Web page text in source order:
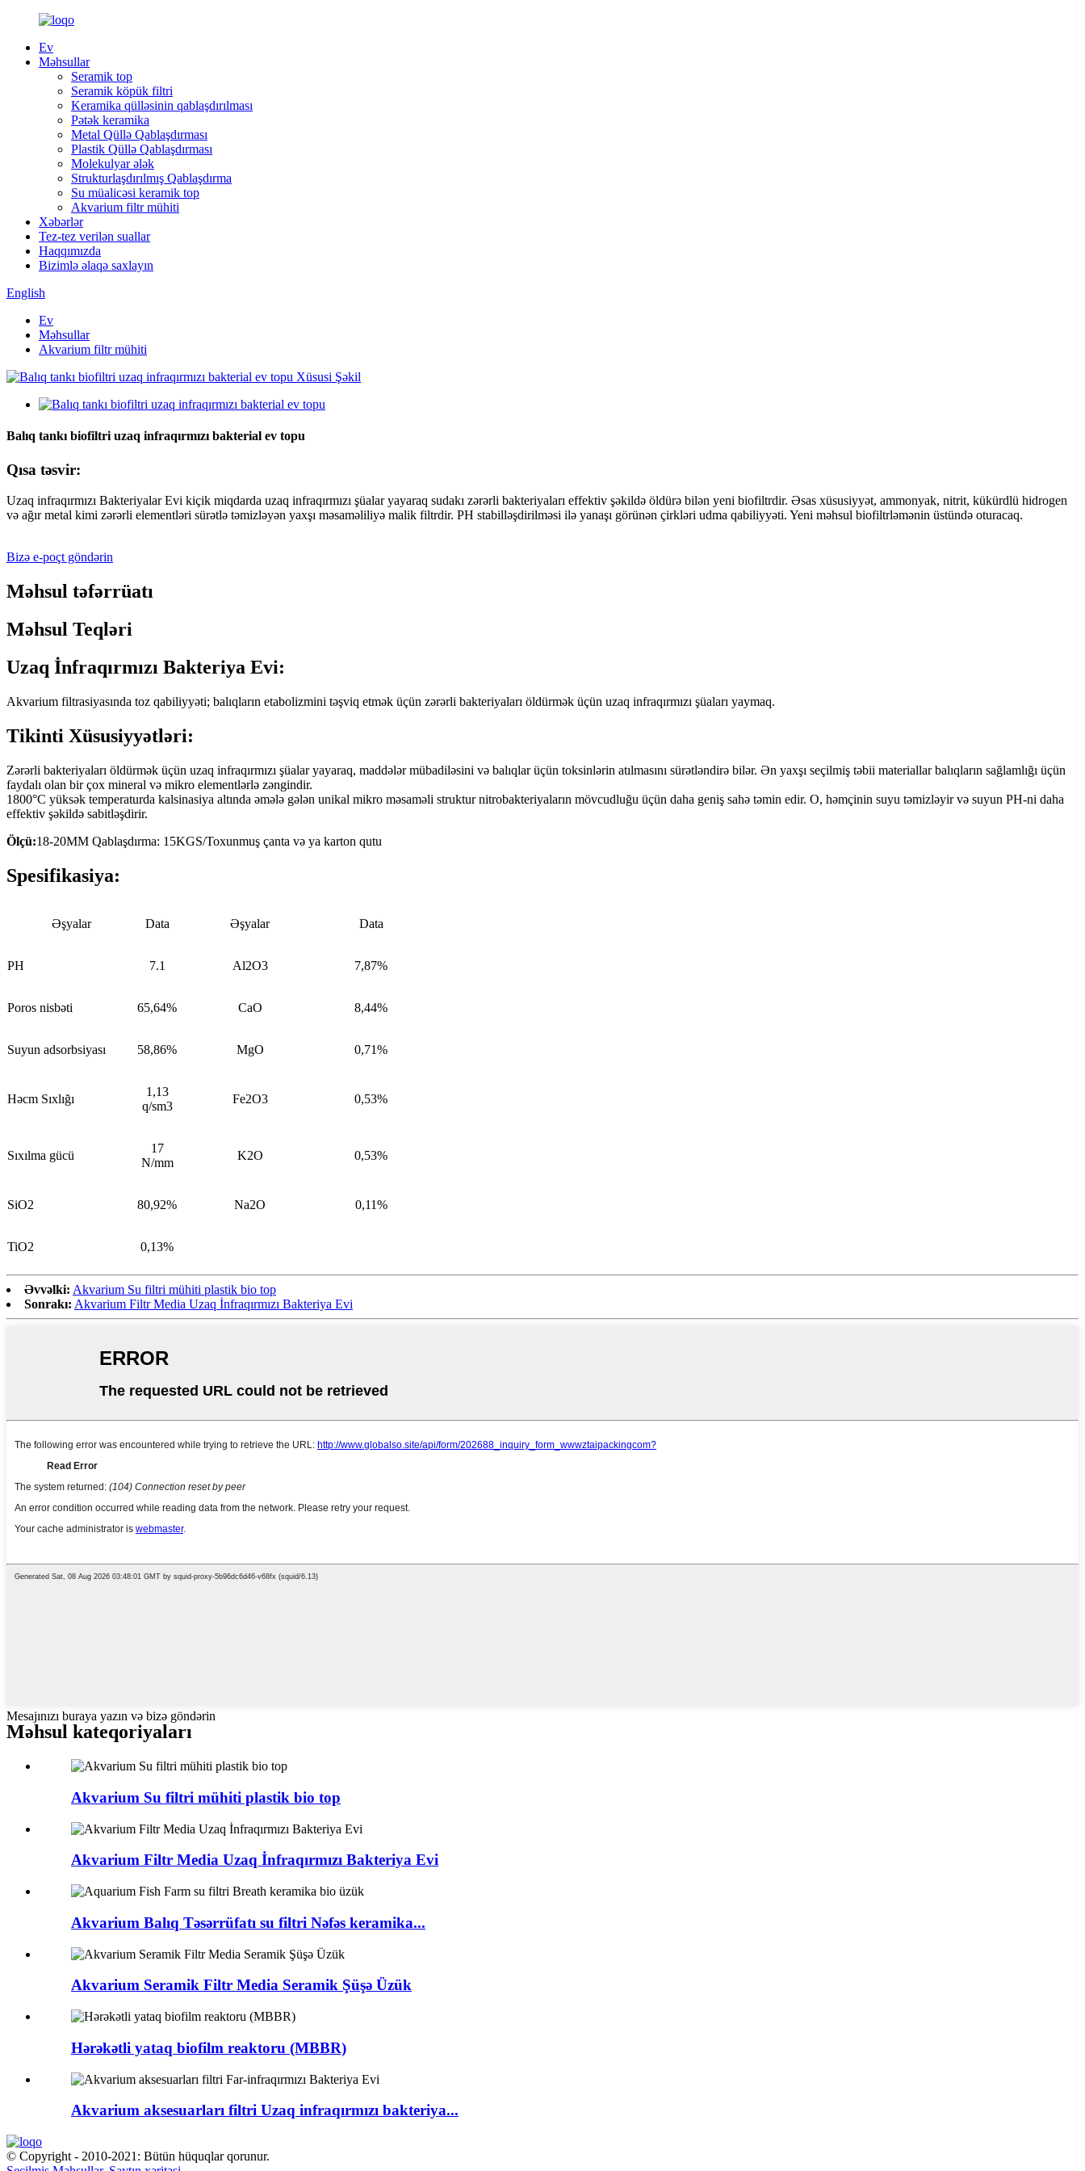
Ev
Məhsullar
Seramik top
Seramik köpük filtri
Keramika qülləsinin qablaşdırılması
Pətək keramika
Metal Qüllə Qablaşdırması
Plastik Qüllə Qablaşdırması
Molekulyar ələk
Strukturlaşdırılmış Qablaşdırma
Su müalicəsi keramik top
Akvarium filtr mühiti
Xəbərlər
Tez-tez verilən suallar
Haqqımızda
Bizimlə əlaqə saxlayın
English
Ev
Məhsullar
Akvarium filtr mühiti
Balıq tankı biofiltri uzaq infraqırmızı bakterial ev topu
Qısa təsvir:
Uzaq infraqırmızı Bakteriyalar Evi kiçik miqdarda uzaq infraqırmızı şüalar yayaraq sudakı zərərli bakteriyaları effektiv şəkildə öldürə bilən yeni biofiltrdir. Əsas xüsusiyyət, ammonyak, nitrit, kükürdlü hidrogen
və ağır metal kimi zərərli elementləri sürətlə təmizləyən yaxşı məsaməliliyə malik filtrdir. PH stabilləşdirilməsi ilə yanaşı görünən çirkləri udma qabiliyyəti. Yeni məhsul biofiltrləmənin üstündə oturacaq.
Bizə e-poçt göndərin
Məhsul təfərrüatı
Məhsul Teqləri
Uzaq İnfraqırmızı Bakteriya Evi:
Akvarium filtrasiyasında toz qabiliyyəti; balıqların etabolizmini təşviq etmək üçün zərərli bakteriyaları öldürmək üçün uzaq infraqırmızı şüaları yaymaq.
Tikinti Xüsusiyyətləri:
Zərərli bakteriyaları öldürmək üçün uzaq infraqırmızı şüalar yayaraq, maddələr mübadiləsini və balıqlar üçün toksinlərin atılmasını sürətləndirə bilər. Ən yaxşı seçilmiş təbii materiallar balıqların sağlamlığı üçün
faydalı olan bir çox mineral və mikro elementlərlə zəngindir.
1800°C yüksək temperaturda kalsinasiya altında əmələ gələn unikal mikro məsaməli struktur nitrobakteriyaların mövcudluğu üçün daha geniş sahə təmin edir. O, həmçinin suyu təmizləyir və suyun PH-ni daha
effektiv şəkildə sabitləşdirir.
Ölçü:18-20MM Qablaşdırma: 15KGS/Toxunmuş çanta və ya karton qutu
Spesifikasiya:
Əşyalar Data Əşyalar Data
PH 7.1 Al2O3 7,87%
Poros nisbəti 65,64% CaO 8,44%
Suyun adsorbsiyası 58,86% MgO 0,71%
Həcm Sıxlığı
1,13
q/sm3
Fe2O3 0,53%
Sıxılma gücü
17
N/mm
K2O 0,53%
SiO2 80,92% Na2O 0,11%
TiO2 0,13%
Əvvəlki: Akvarium Su filtri mühiti plastik bio top
Sonrakı: Akvarium Filtr Media Uzaq İnfraqırmızı Bakteriya Evi
Mesajınızı buraya yazın və bizə göndərin
Məhsul kateqoriyaları
Akvarium Su filtri mühiti plastik bio top
Akvarium Filtr Media Uzaq İnfraqırmızı Bakteriya Evi
Akvarium Balıq Təsərrüfatı su filtri Nəfəs keramika...
Akvarium Seramik Filtr Media Seramik Şüşə Üzük
Hərəkətli yataq biofilm reaktoru (MBBR)
Akvarium aksesuarları filtri Uzaq infraqırmızı bakteriya...
© Copyright - 2010-2021: Bütün hüquqlar qorunur.